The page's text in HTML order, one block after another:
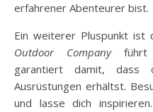
erfahrener Abenteurer bist.
Ein weiterer Pluspunkt ist
Outdoor Companyführt
garantiert damit, dass
Ausrüstungen erhältst.
und lasse dich